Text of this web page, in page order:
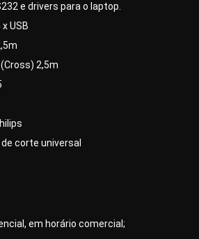
e drivers para o laptop.
USB
2,5m
corte universal
em horário comercial;